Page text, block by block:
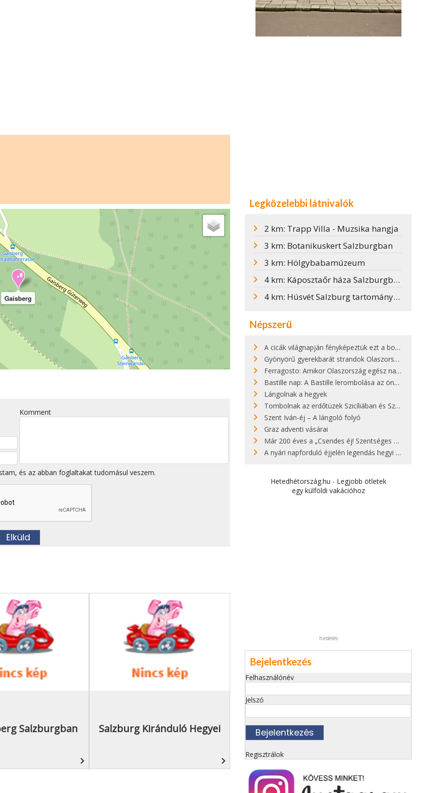
Gaisberg
Komment
és az abban foglaltakat tudomásul veszem.
Salzburgban
navigate_next
Salzburg Kiránduló Hegyei
navigate_next
Legközelebbi látnivalók
2 km: Trapp Villa - Muzsika hangja
3 km: Botanikuskert Salzburgban
3 km: Hölgybabamúzeum
4 km: Káposztaőr háza Salzburgban
4 km: Húsvét Salzburg tartományban
Népszerű
A cicák világnapján fényképeztük ezt a bokor alatt hűsölő cicát Kisorosziban
Gyönyörű gyerekbarát strandok Olaszországban - megmutatjuk a 15 legjobbat
Ferragosto: Amikor Olaszország egész nap nyaral
Bastille nap: A Bastille lerombolása az önkényuralom végét jelentette
Lángolnak a hegyek
Tombolnak az erdőtüzek Szicíliában és Szardínián
Szent Iván-éj – A lángoló folyó
Graz adventi vásárai
Már 200 éves a „Csendes éj! Szentséges éj!”
A nyári napforduló éjjelén legendás hegyi tüzek világítják meg Zugspitzét
Hetedhétország.hu - Legjobb ötletek
egy külföldi vakációhoz
hirdetés
Bejelentkezés
Felhasználónév
Jelszó
Regisztrálok